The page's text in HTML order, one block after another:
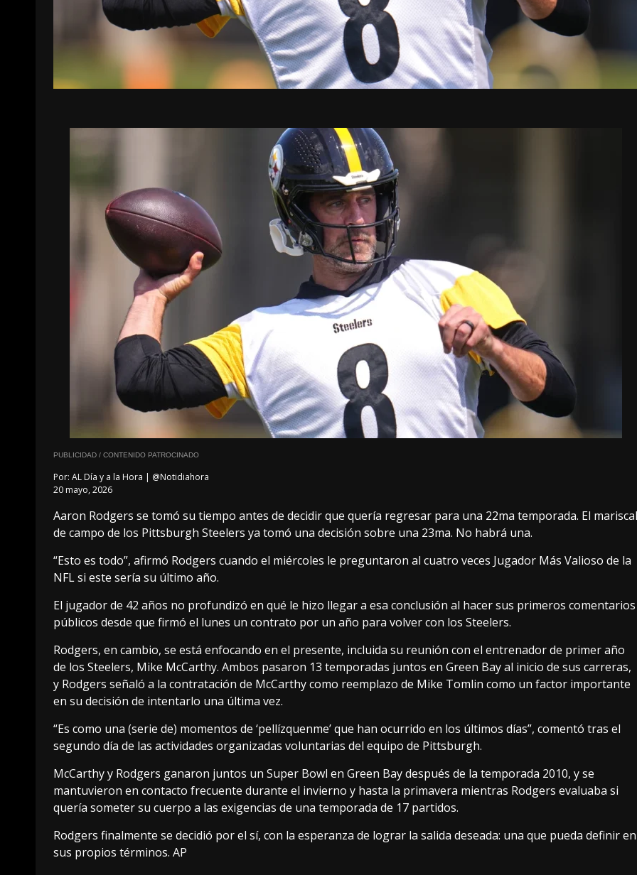
PUBLICIDAD / CONTENIDO PATROCINADO
Por: AL Día y a la Hora | @Notidiahora
20 mayo, 2026
Aaron Rodgers se tomó su tiempo antes de decidir que quería regresar para una 22ma temporada. El mariscal
de campo de los Pittsburgh Steelers ya tomó una decisión sobre una 23ma. No habrá una.
“Esto es todo”, afirmó Rodgers cuando el miércoles le preguntaron al cuatro veces Jugador Más Valioso de la
NFL si este sería su último año.
El jugador de 42 años no profundizó en qué le hizo llegar a esa conclusión al hacer sus primeros comentarios
públicos desde que firmó el lunes un contrato por un año para volver con los Steelers.
Rodgers, en cambio, se está enfocando en el presente, incluida su reunión con el entrenador de primer año
de los Steelers, Mike McCarthy. Ambos pasaron 13 temporadas juntos en Green Bay al inicio de sus carreras,
y Rodgers señaló a la contratación de McCarthy como reemplazo de Mike Tomlin como un factor importante
en su decisión de intentarlo una última vez.
“Es como una (serie de) momentos de ‘pellízquenme’ que han ocurrido en los últimos días”, comentó tras el
segundo día de las actividades organizadas voluntarias del equipo de Pittsburgh.
McCarthy y Rodgers ganaron juntos un Super Bowl en Green Bay después de la temporada 2010, y se
mantuvieron en contacto frecuente durante el invierno y hasta la primavera mientras Rodgers evaluaba si
quería someter su cuerpo a las exigencias de una temporada de 17 partidos.
Rodgers finalmente se decidió por el sí, con la esperanza de lograr la salida deseada: una que pueda definir en
sus propios términos. AP